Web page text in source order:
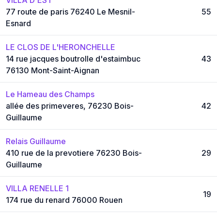
77 route de paris 76240 Le Mesnil-
Esnard
55
LE CLOS DE L'HERONCHELLE
14 rue jacques boutrolle d'estaimbuc
76130 Mont-Saint-Aignan
43
Le Hameau des Champs
allée des primeveres, 76230 Bois-
Guillaume
42
Relais Guillaume
410 rue de la prevotiere 76230 Bois-
Guillaume
29
VILLA RENELLE 1
174 rue du renard 76000 Rouen
19